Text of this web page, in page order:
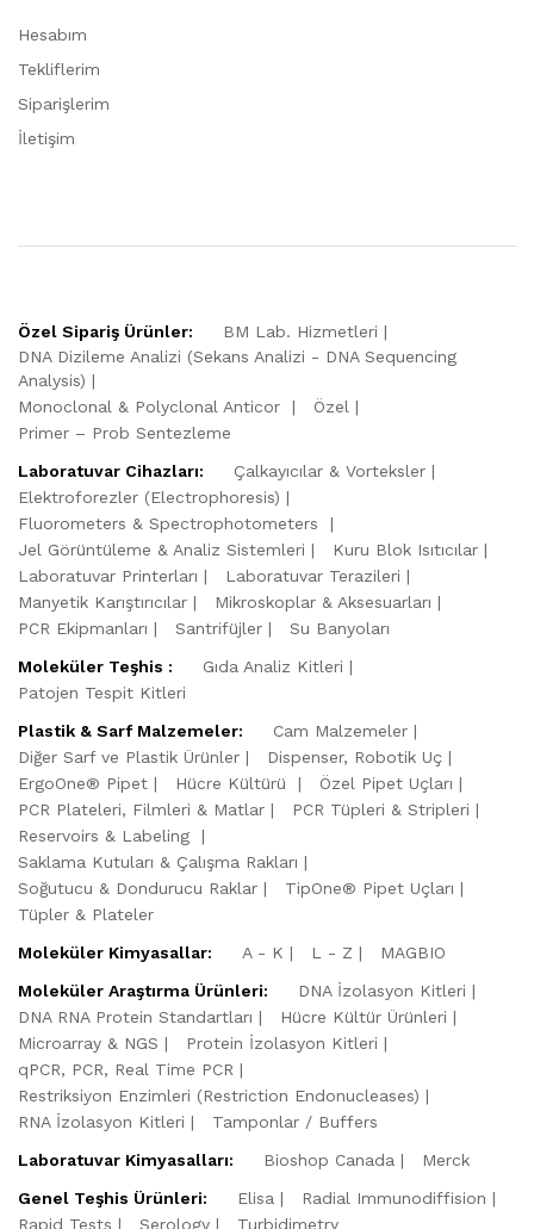
Hesabım
Tekliflerim
Siparişlerim
İletişim
Özel Sipariş Ürünler:
BM Lab. Hizmetleri
DNA Dizileme Analizi (Sekans Analizi - DNA Sequencing
Analysis)
Monoclonal & Polyclonal Anticor
Özel
Primer – Prob Sentezleme
Laboratuvar Cihazları:
Çalkayıcılar & Vorteksler
Elektroforezler (Electrophoresis)
Fluorometers & Spectrophotometers
Jel Görüntüleme & Analiz Sistemleri
Kuru Blok Isıtıcılar
Laboratuvar Printerları
Laboratuvar Terazileri
Manyetik Karıştırıcılar
Mikroskoplar & Aksesuarları
PCR Ekipmanları
Santrifüjler
Su Banyoları
Moleküler Teşhis :
Gıda Analiz Kitleri
Patojen Tespit Kitleri
Plastik & Sarf Malzemeler:
Cam Malzemeler
Diğer Sarf ve Plastik Ürünler
Dispenser, Robotik Uç
ErgoOne® Pipet
Hücre Kültürü
Özel Pipet Uçları
PCR Plateleri, Filmleri & Matlar
PCR Tüpleri & Stripleri
Reservoirs & Labeling
Saklama Kutuları & Çalışma Rakları
Soğutucu & Dondurucu Raklar
TipOne® Pipet Uçları
Tüpler & Plateler
Moleküler Kimyasallar:
A - K L - Z
MAGBIO
Moleküler Araştırma Ürünleri:
DNA İzolasyon Kitleri
DNA RNA Protein Standartları
Hücre Kültür Ürünleri
Microarray & NGS
Protein İzolasyon Kitleri
qPCR, PCR, Real Time PCR
Restriksiyon Enzimleri (Restriction Endonucleases)
RNA İzolasyon Kitleri
Tamponlar / Buffers
Laboratuvar Kimyasalları:
Bioshop Canada
Merck
Genel Teşhis Ürünleri:
Elisa
Radial Immunodiffision
Rapid Tests
Serology Turbidimetry